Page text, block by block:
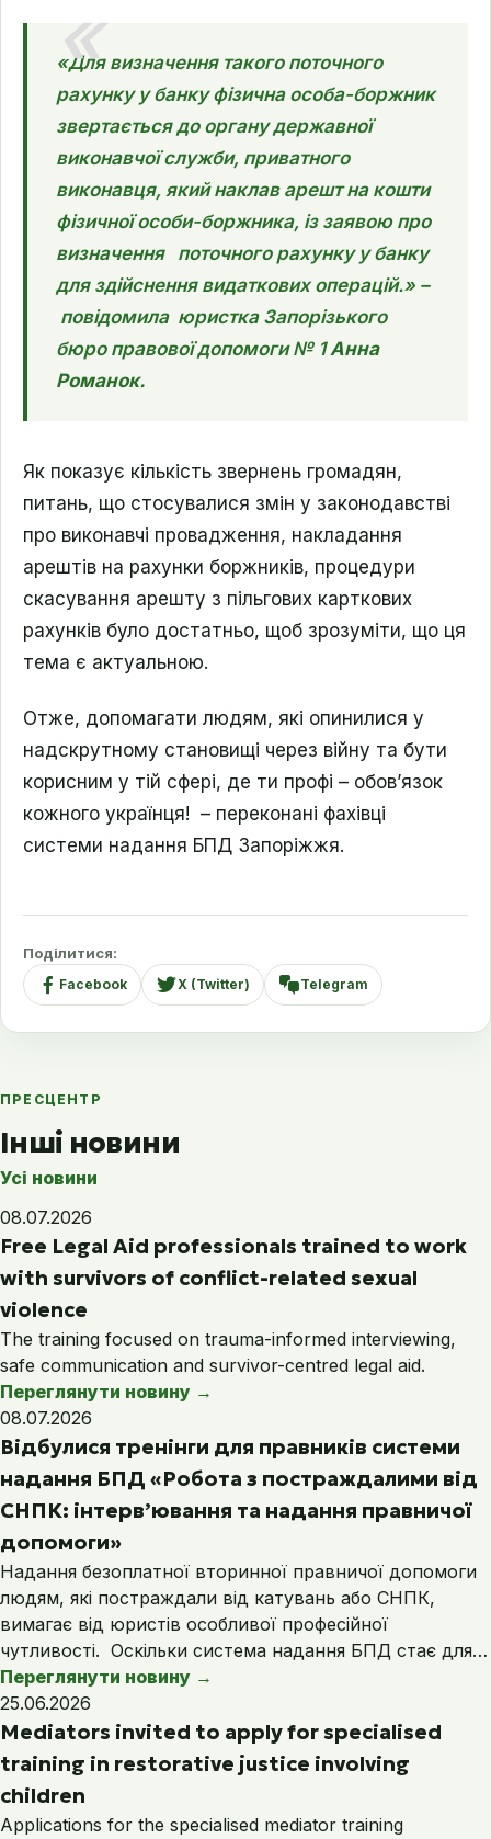
«Для визначення такого поточного
рахунку у банку фізична особа-боржник
звертається до органу державної
виконавчої служби, приватного
виконавця, який наклав арешт на кошти
фізичної особи-боржника, із заявою про
визначення
поточного рахунку у банку
для здійснення видаткових операцій.» –
повідомила юристка Запорізького
бюро правової допомоги № 1Анна
Романок.
Як показує кількість звернень громадян,
питань, що стосувалися змін у законодавстві
про виконавчі провадження, накладання
арештів на рахунки боржників, процедури
скасування арешту з пільгових карткових
рахунків було достатньо, щоб зрозуміти, що ця
тема є актуальною.
Отже, допомагати людям, які опинилися у
надскрутному становищі через війну та бути
корисним у тій сфері, де ти профі – обов’язок
кожного українця! – переконані фахівці
системи надання БПД Запоріжжя.
Поділитися:
Facebook X (Twitter) Telegram
ПРЕСЦЕНТР
Інші новини
Усі новини
08.07.2026
Free Legal Aid professionals trained to work
with survivors of conflict-related sexual
violence
The training focused on trauma-informed interviewing,
safe communication and survivor-centred legal aid.
Переглянути новину →
08.07.2026
Відбулися тренінги для правників системи
надання БПД «Робота з постраждалими від
СНПК: інтерв’ювання та надання правничої
допомоги»
Надання безоплатної вторинної правничої допомоги
людям, які постраждали від катувань або СНПК,
вимагає від юристів особливої професійної
чутливості. Оскільки система надання БПД стає для…
Переглянути новину →
25.06.2026
Mediators invited to apply for specialised
training in restorative justice involving
children
Applications for the specialised mediator training